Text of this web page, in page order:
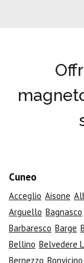
Cuneo
Acceglio Aisone
Arguello Bagnasco
Barbaresco Barge
Bellino Belvedere
Bernezzo Bonvicino